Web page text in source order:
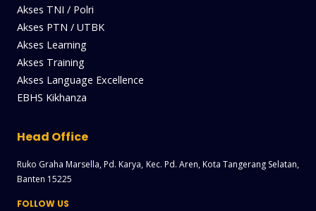
Akses TNI / Polri
Akses PTN / UTBK
Akses Learning
Akses Training
Akses Language Excellence
EBHS Kikhanza
Head Office
Ruko Graha Marsella, Pd. Karya, Kec. Pd. Aren, Kota Tangerang Selatan,
Banten 15225
FOLLOW US